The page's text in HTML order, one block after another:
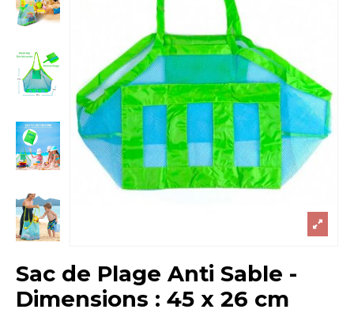
Sac de Plage Anti Sable -
Dimensions : 45 x 26 cm